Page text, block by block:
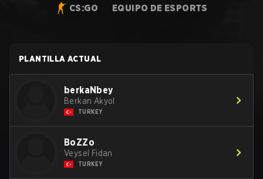
CS:GO EQUIPO DE ESPORTS
PLANTILLA ACTUAL
berkaNbey
Berkan Akyol
TURKEY
BoZZo
Veysel Fidan
TURKEY